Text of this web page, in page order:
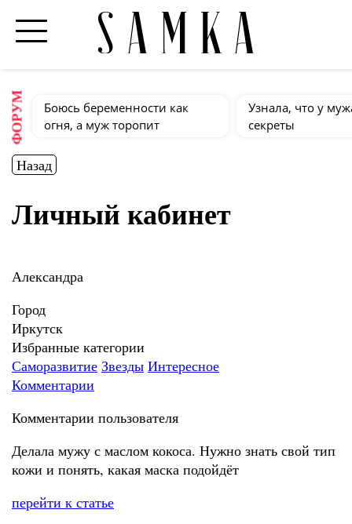
ФОРУМ
Боюсь беременности как
огня, а муж торопит
Узнала, что у
секреты
Назад
Личный кабинет
Александра
Город
Иркутск
Избранные категории
Саморазвитие Звезды Интересное
Комментарии
Комментарии пользователя
Делала мужу с маслом кокоса. Нужно знать свой тип
кожи и понять, какая маска подойдёт
перейти к статье